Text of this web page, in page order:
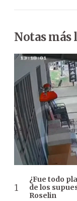
Notas más
¿Fue todo
de los
Roselin